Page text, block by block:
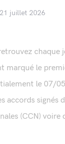
21 juillet 2026
chaque
marqué le
le 07/
accords signés
(CCN) voire